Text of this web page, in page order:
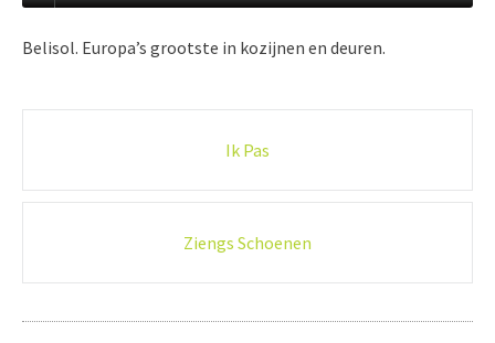
Belisol. Europa’s grootste in kozijnen en deuren.
Ik Pas
Ziengs Schoenen